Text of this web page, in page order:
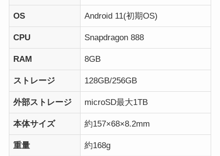
OS Android 11(初期OS)
CPU Snapdragon 888
RAM 8GB
ストレージ 128GB/256GB
外部ストレージ microSD最大1TB
本体サイズ 約157×68×8.2mm
重量 約168g